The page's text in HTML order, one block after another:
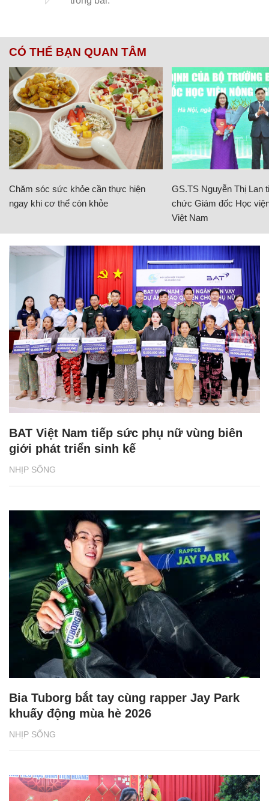
CÓ THỂ BẠN QUAN TÂM
Chăm sóc sức khỏe cần thực hiện
ngay khi cơ thể còn khỏe
GS.TS Nguyễn Thị Lan
chức Giám đốc Học
Việt Nam
NHỊP SỐNG
BAT Việt Nam tiếp sức phụ nữ vùng biên
giới phát triển sinh kế
NHỊP SỐNG
Bia Tuborg bắt tay cùng rapper Jay Park
khuấy động mùa hè 2026